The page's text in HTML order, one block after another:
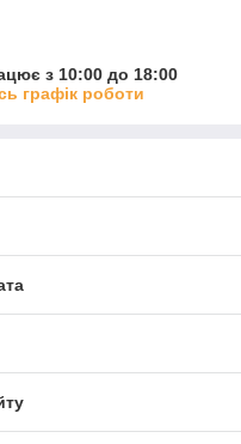
з 10:00 до 18:00
графік роботи